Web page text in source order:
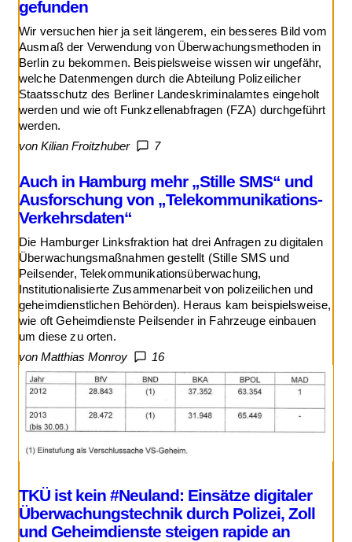
gefunden
Wir versuchen hier ja seit längerem, ein besseres Bild vom
Ausmaß der Verwendung von Überwachungsmethoden in
Berlin zu bekommen. Beispielsweise wissen wir ungefähr,
welche Datenmengen durch die Abteilung Polizeilicher
Staatsschutz des Berliner Landeskriminalamtes eingeholt
werden und wie oft Funkzellenabfragen (FZA) durchgeführt
werden.
von Kilian Froitzhuber
7
Auch in Hamburg mehr „Stille SMS“ und
Ausforschung von „Telekommunikations-
Verkehrsdaten“
Die Hamburger Linksfraktion hat drei Anfragen zu digitalen
Überwachungsmaßnahmen gestellt (Stille SMS und
Peilsender, Telekommunikationsüberwachung,
Institutionalisierte Zusammenarbeit von polizeilichen und
geheimdienstlichen Behörden). Heraus kam beispielsweise,
wie oft Geheimdienste Peilsender in Fahrzeuge einbauen
um diese zu orten.
von Matthias Monroy
16
TKÜ ist kein #Neuland: Einsätze digitaler
Überwachungstechnik durch Polizei, Zoll
und Geheimdienste steigen rapide an